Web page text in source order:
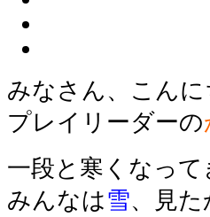
みなさん、こんに
プレイリーダーの
一段と寒くなっ
みんなは雪、見た